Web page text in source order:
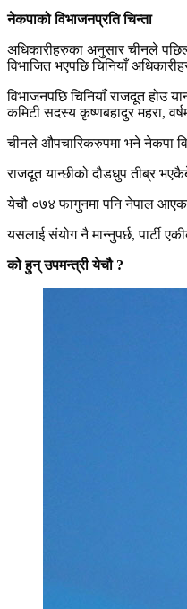
नेकपाको विभाजनप्रति चिन्ता
अधिकारीहरुका अनुसार चीनले
विभाजित भएपछि चिनियाँ
विभाजनपछि चिनियाँ राजदूत होउ
कमिटी सदस्य कृष्णबहादुर महरा,
चीनले औपचारिकरुपमा भने नेकपा
राजदूत यान्छीको दौडधुप तीब्र
येचौ ०७४ फागुनमा पनि नेपाल
यसलाई संयोग नै मान्नुपर्छ, पार्टी
को हुन् उपमन्त्री येचौ ?